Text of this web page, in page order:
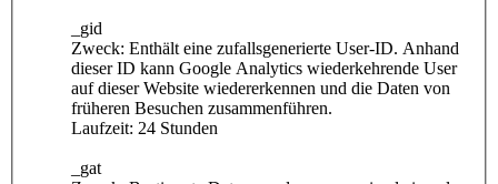
_gid
Zweck: Enthält eine zufallsgenerierte User-ID. Anhand
dieser ID kann Google Analytics wiederkehrende User
auf dieser Website wiedererkennen und die Daten von
früheren Besuchen zusammenführen.
Laufzeit: 24 Stunden
_gat